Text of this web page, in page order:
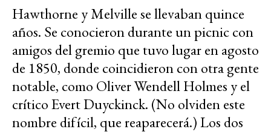
Hawthorne y Melville se llevaban quince
años. Se conocieron durante un picnic con
amigos del gremio que tuvo lugar en agosto
de 1850, donde coincidieron con otra gente
notable, como Oliver Wendell Holmes y el
crítico Evert Duyckinck. (No olviden este
nombre difícil, que reaparecerá.) Los dos